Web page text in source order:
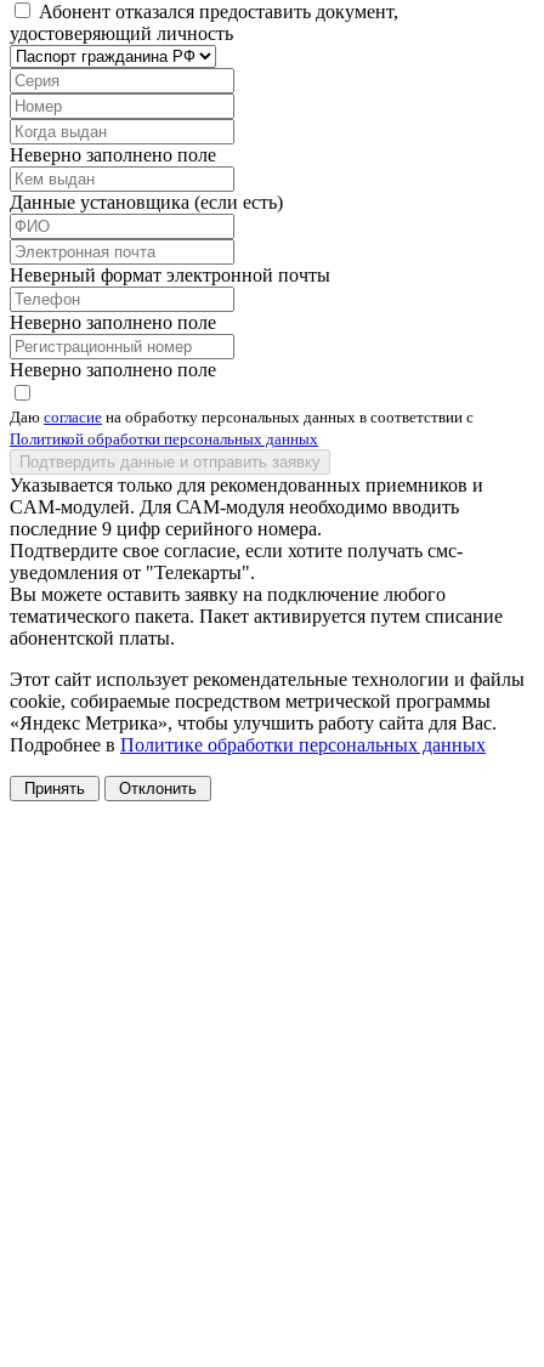
Абонент отказался предоставить документ,
удостоверяющий личность
Неверно заполнено поле
Данные установщика (если есть)
Неверный формат электронной почты
Неверно заполнено поле
Неверно заполнено поле
Даю согласие на обработку персональных данных в соответствии с
Политикой обработки персональных данных
Подтвердить данные и отправить заявку
Указывается только для рекомендованных приемников и
CAM-модулей. Для САМ-модуля необходимо вводить
последние 9 цифр серийного номера.
Подтвердите свое согласие, если хотите получать смс-
уведомления от "Телекарты".
Вы можете оставить заявку на подключение любого
тематического пакета. Пакет активируется путем списание
абонентской платы.
Этот сайт использует рекомендательные технологии и файлы
cookie, собираемые посредством метрической программы
«Яндекс Метрика», чтобы улучшить работу сайта для Вас.
Подробнее в Политике обработки персональных данных
Принять Отклонить